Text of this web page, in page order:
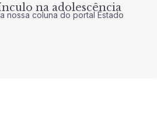
na adolescência
nossa coluna do portal Estado